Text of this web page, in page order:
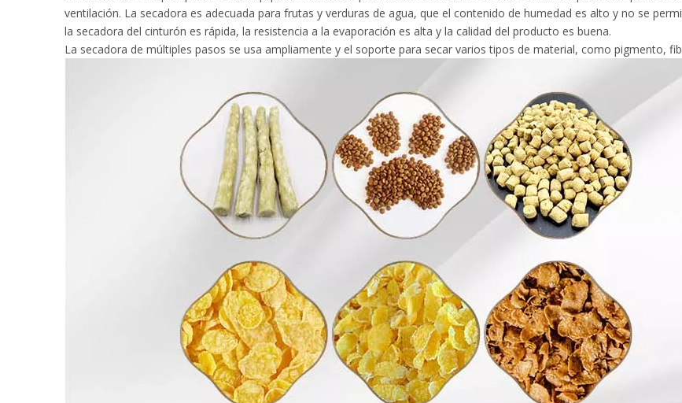
ventilación. La secadora es adecuada para frutas y verduras de agua, que el contenido de humedad es alto y no se
la secadora del cinturón es rápida, la resistencia a la evaporación es alta y la calidad del producto es buena.
La secadora de múltiples pasos se usa ampliamente y el soporte para secar varios tipos de material, como pigmento,